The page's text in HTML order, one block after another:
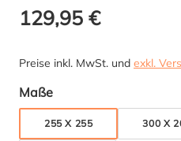
129,95 €
Preise inkl. MwSt. und exkl.
Maßeauswählen
255 X 255 300 X